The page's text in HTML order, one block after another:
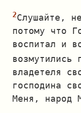
Слушайте,
потому что
воспитал и
возмутились
владетеля
господина
Меня, народ